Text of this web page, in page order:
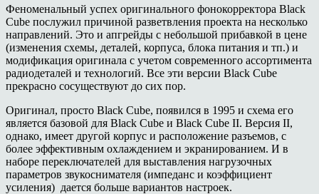
Феноменальный успех оригинального фонокорректора Black
Cube послужил причиной разветвления проекта на несколько
направлений. Это и апгрейды с небольшой прибавкой в цене
(изменения схемы, деталей, корпуса, блока питания и тп.) и
модификация оригинала с учетом современного ассортимента
радиодеталей и технологий. Все эти версии Black Cube
прекрасно сосуществуют до сих пор.
Оригинал, просто Black Cube, появился в 1995 и схема его
является базовой для Black Cube и Black Cube II. Версия II,
однако, имеет другой корпус и расположение разъемов, с
более эффективным охлаждением и экранированием. И в
наборе переключателей для выставления нагрузочных
параметров звукоснимателя (импеданс и коэффициент
усиления) дается больше вариантов настроек.